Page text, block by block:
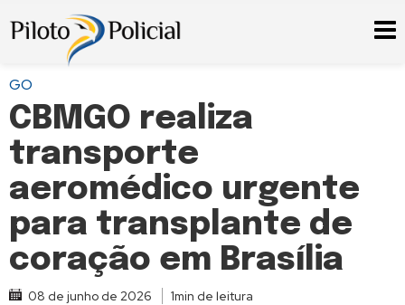
GO
CBMGO realiza
transporte
aeromédico urgente
para transplante de
coração em Brasília
08 de junho de 2026 1min de leitura